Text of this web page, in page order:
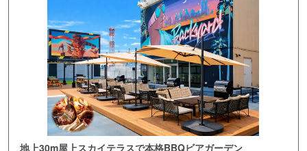
地上30m屋上スカイテラスで本格BBQビアガーデン